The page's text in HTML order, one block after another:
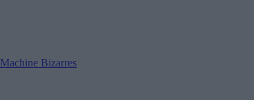
Machine Bizarres